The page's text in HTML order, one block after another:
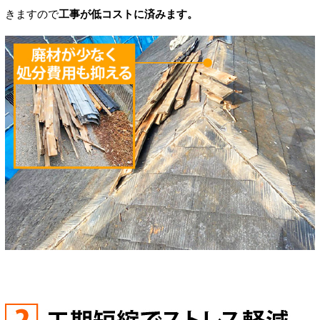
きますので工事が低コストに済みます。